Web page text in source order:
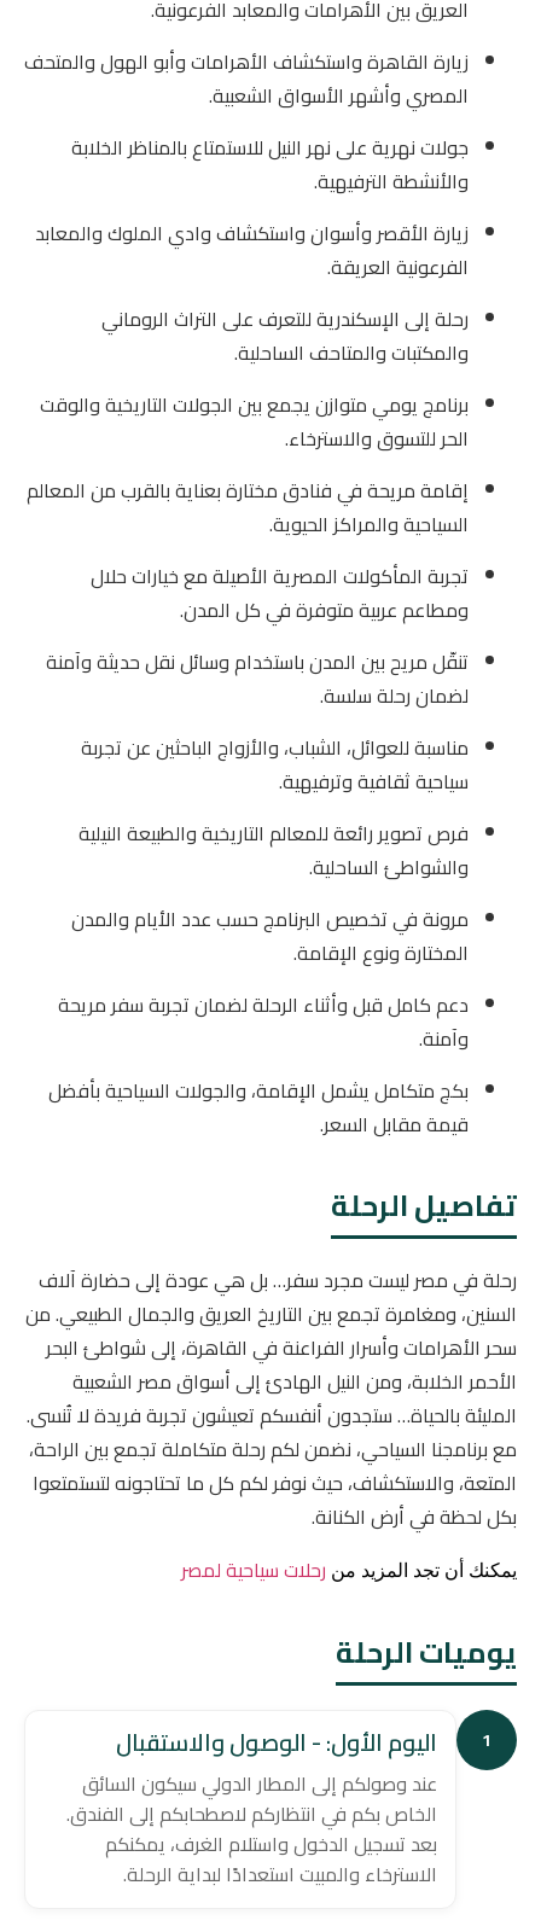
العريق بين الأهرامات والمعابد الفرعونية.
زيارة القاهرة واستكشاف الأهرامات وأبو الهول والمتحف
المصري وأشهر الأسواق الشعبية.
جولات نهرية على نهر النيل للاستمتاع بالمناظر الخلابة
والأنشطة الترفيهية.
زيارة الأقصر وأسوان واستكشاف وادي الملوك والمعابد
الفرعونية العريقة.
رحلة إلى الإسكندرية للتعرف على التراث الروماني
والمكتبات والمتاحف الساحلية.
برنامج يومي متوازن يجمع بين الجولات التاريخية والوقت
الحر للتسوق والاسترخاء.
إقامة مريحة في فنادق مختارة بعناية بالقرب من المعالم
السياحية والمراكز الحيوية.
تجربة المأكولات المصرية الأصيلة مع خيارات حلال
ومطاعم عربية متوفرة في كل المدن.
تنقّل مريح بين المدن باستخدام وسائل نقل حديثة وآمنة
لضمان رحلة سلسة.
مناسبة للعوائل، الشباب، والأزواج الباحثين عن تجربة
سياحية ثقافية وترفيهية.
فرص تصوير رائعة للمعالم التاريخية والطبيعة النيلية
والشواطئ الساحلية.
مرونة في تخصيص البرنامج حسب عدد الأيام والمدن
المختارة ونوع الإقامة.
دعم كامل قبل وأثناء الرحلة لضمان تجربة سفر مريحة
وآمنة.
بكج متكامل يشمل الإقامة، والجولات السياحية بأفضل
قيمة مقابل السعر.
تفاصيل الرحلة
رحلة في مصر ليست مجرد سفر… بل هي عودة إلى حضارة آلاف
السنين، ومغامرة تجمع بين التاريخ العريق والجمال الطبيعي. من
سحر الأهرامات وأسرار الفراعنة في القاهرة، إلى شواطئ البحر
الأحمر الخلابة، ومن النيل الهادئ إلى أسواق مصر الشعبية
المليئة بالحياة… ستجدون أنفسكم تعيشون تجربة فريدة لا تُنسى.
مع برنامجنا السياحي، نضمن لكم رحلة متكاملة تجمع بين الراحة،
المتعة، والاستكشاف، حيث نوفر لكم كل ما تحتاجونه لتستمتعوا
بكل لحظة في أرض الكنانة.
يمكنك أن تجد المزيد من رحلات سياحية لمصر
يوميات الرحلة
1 اليوم الأول: - الوصول والاستقبال
عند وصولكم إلى المطار الدولي سيكون السائق
الخاص بكم في انتظاركم لاصطحابكم إلى الفندق.
بعد تسجيل الدخول واستلام الغرف، يمكنكم
الاسترخاء والمبيت استعدادًا لبداية الرحلة.